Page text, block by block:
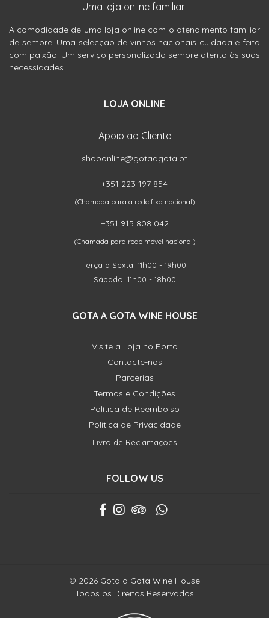
Uma loja online familiar!
A comodidade de uma loja online com o atendimento familiar
de sempre. Uma selecção de vinhos nacionais cuidada e feita
com paixão. Um serviço personalizado sempre atento às suas
necessidades.
LOJA ONLINE
Apoio ao Cliente
shoponline@gotaagota.pt
+351 223 197 854
(Chamada para a rede fixa nacional)
+351 915 808 042
(Chamada para rede móvel nacional)
Terça a Sexta: 11h00 - 19h00
Sábado: 11h00 - 18h00
GOTA A GOTA WINE HOUSE
Visite a Loja no Porto
Contacte-nos
Parcerias
Termos e Condições
Política de Reembolso
Política de Privacidade
Livro de Reclamações
FOLLOW US
© 2026 Gota a Gota Wine House
Todos os Direitos Reservados